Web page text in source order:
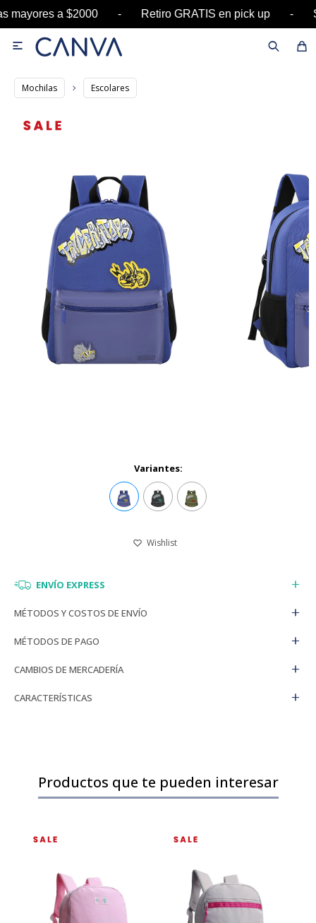
mayores a $2000 - Retiro GRATIS en pick up

Mochilas Escolares
Variantes:
ENVÍO EXPRESS
MÉTODOS Y COSTOS DE ENVÍO
MÉTODOS DE PAGO
CAMBIOS DE MERCADERÍA
CARACTERÍSTICAS
Productos que te pueden interesar